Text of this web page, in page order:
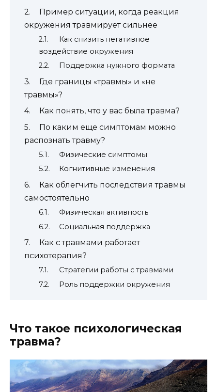
Пример ситуации, когда реакция
окружения травмирует сильнее
Как снизить негативное
воздействие окружения
Поддержка нужного формата
Где границы «травмы» и «не
травмы»?
Как понять, что у вас была травма?
По каким еще симптомам можно
распознать травму?
Физические симптомы
Когнитивные изменения
Как облегчить последствия травмы
самостоятельно
Физическая активность
Социальная поддержка
Как с травмами работает
психотерапия?
Стратегии работы с травмами
Роль поддержки окружения
Что такое психологическая
травма?